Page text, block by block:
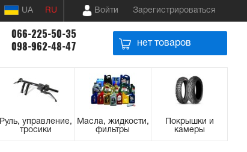
UA RU Войти Зарегистрироваться
066-225-50-35
098-962-48-47
нет товаров
Руль, управление,
тросики
Масла, жидкости,
фильтры
Покрышки и
камеры